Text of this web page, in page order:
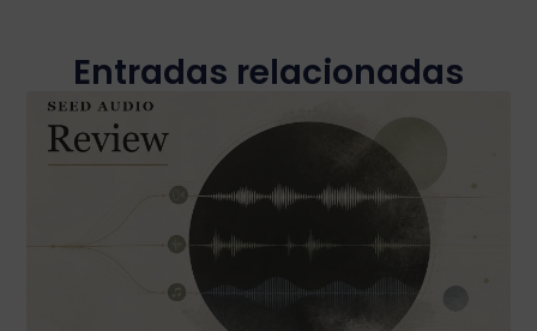
Entradas relacionadas